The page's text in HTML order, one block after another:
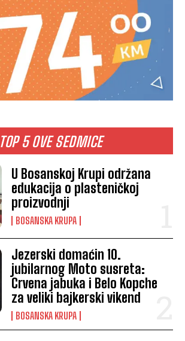
TOP 5 OVE SEDMICE
U Bosanskoj Krupi održana
edukacija o plasteničkoj
proizvodnji
BOSANSKA KRUPA
Jezerski domaćin 10.
jubilarnog Moto susreta:
Crvena jabuka i Belo Kopche
za veliki bajkerski vikend
BOSANSKA KRUPA